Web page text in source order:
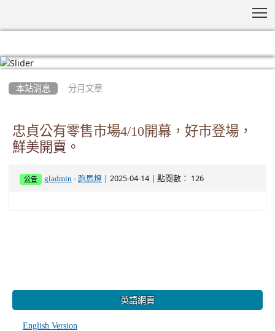
本站消息 分月文章
忠貞公有零售市場4/10開幕，好市登場，
鮮美開賣。
公告 gladmin - 跑馬燈 | 2025-04-14 | 點閱數： 126
英語網頁
English Version